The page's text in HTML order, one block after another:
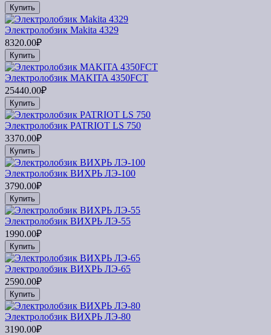
Купить
Электролобзик Makita 4329
8320.00₽
Купить
Электролобзик MAKITA 4350FCT
25440.00₽
Купить
Электролобзик PATRIOT LS 750
3370.00₽
Купить
Электролобзик ВИХРЬ ЛЭ-100
3790.00₽
Купить
Электролобзик ВИХРЬ ЛЭ-55
1990.00₽
Купить
Электролобзик ВИХРЬ ЛЭ-65
2590.00₽
Купить
Электролобзик ВИХРЬ ЛЭ-80
3190.00₽